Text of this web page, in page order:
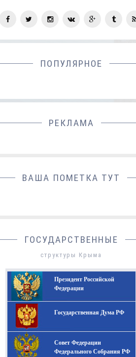
ПОПУЛЯРНОЕ
РЕКЛАМА
ВАША ПОМЕТКА ТУТ
ГОСУДАРСТВЕННЫЕ
структуры Крыма
Президент Российской
Федерации
Государственная Дума РФ
Совет Федерации
Федерального Собрания РФ